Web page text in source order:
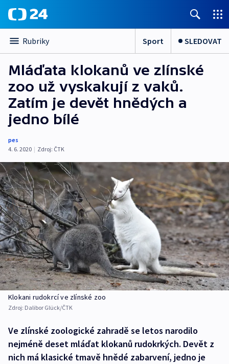
Rubriky Sport SLEDOVAT
Mláďata klokanů ve zlínské
zoo už vyskakují z vaků.
Zatím je devět hnědých a
jedno bílé
pes
4. 6. 2020 | Zdroj: ČTK
Klokani rudokrcí ve zlínské zoo
Zdroj: Dalibor Glück/ČTK
Ve zlínské zoologické zahradě se letos narodilo
nejméně deset mláďat klokanů rudokrkých. Devět z
nich má klasické tmavě hnědé zabarvení, jedno je